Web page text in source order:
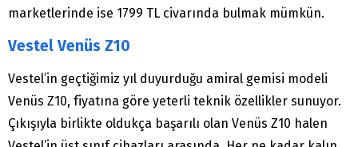
marketlerinde ise 1799 TL civarında bulmak mümkün.
Vestel Venüs Z10
Vestel’in geçtiğimiz yıl duyurduğu amiral gemisi modeli
Venüs Z10, fiyatına göre yeterli teknik özellikler sunuyor.
Çıkışıyla birlikte oldukça başarılı olan Venüs Z10 halen